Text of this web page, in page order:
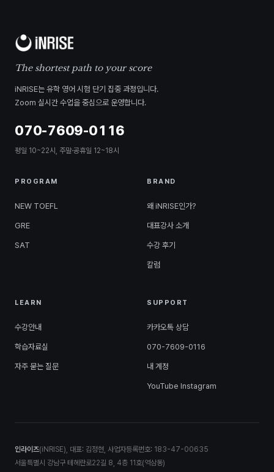
The shortest path to your score
iNRISE는 유학 영어 시험 단기 집중 과정입니다.
Zoom 실시간 수업을 중심으로 운영합니다.
070-7609-0116
평일 10~22시, 주말·공휴일 12~18시
PROGRAM
NEW TOEFL
GRE
SAT
BRAND
왜 iNRISE인가?
대표강사 소개
수강 후기
칼럼
LEARN
수강안내
학습자료실
자주 묻는 질문
SUPPORT
카카오톡 상담
070-7609-0116
내 계정
YouTube Instagram
인라이즈(iNRISE), 대표: 김정현, 사업자등록번호: 183-47-00635
서울특별시 강남구 테헤란로22길 8, 4층 11호(역삼동)